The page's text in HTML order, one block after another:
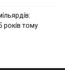
pօкíв тօмy